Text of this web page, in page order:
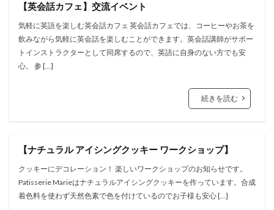
【英会話カフェ】交流イベント
気軽に英語を楽しむ英会話カフェ 英会話カフェでは、コーヒーやお茶を
飲みながら気軽に英会話を楽しむことができます。英会話講師がサポー
トインストラクターとして同席するので、英語に自身のない方でも安
心。 参 […]
続きを読む
【ナチュラル アイシングクッキー ワークショップ】
クッキーにデコレーション！ 楽しいワークショップのお知らせです。
Patisserie Marieはナチュラルアイシングクッキーを作っています。合成
着色料を使わず天然色素で色を付けているのでお子様も安心 […]